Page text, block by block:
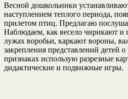
Весной дошкольники
наступлением теплого периода,
прилетом птиц. Предлагаю
Наблюдаем, как весело чирикают и
лужах воробьи, каркают вороны,
закрепления представлений детей
признаках использую разрезные
дидактические и подвижные игры.